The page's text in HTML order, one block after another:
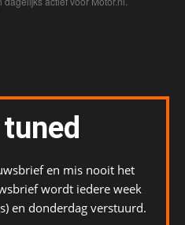
en mis nooit het
wordt iedere week
en donderdag verstuurd.